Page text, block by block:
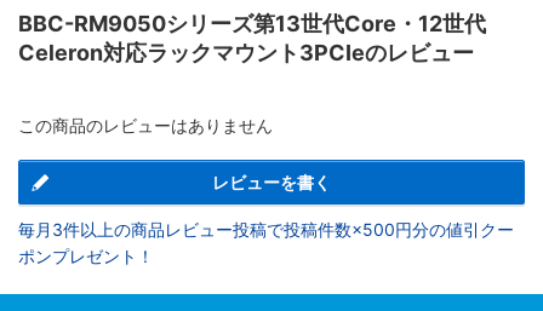
BBC-RM9050シリーズ第13世代Core・12世代
Celeron対応ラックマウント3PCIeのレビュー
この商品のレビューはありません
レビューを書く
毎月3件以上の商品レビュー投稿で投稿件数×500円分の値引クー
ポンプレゼント！